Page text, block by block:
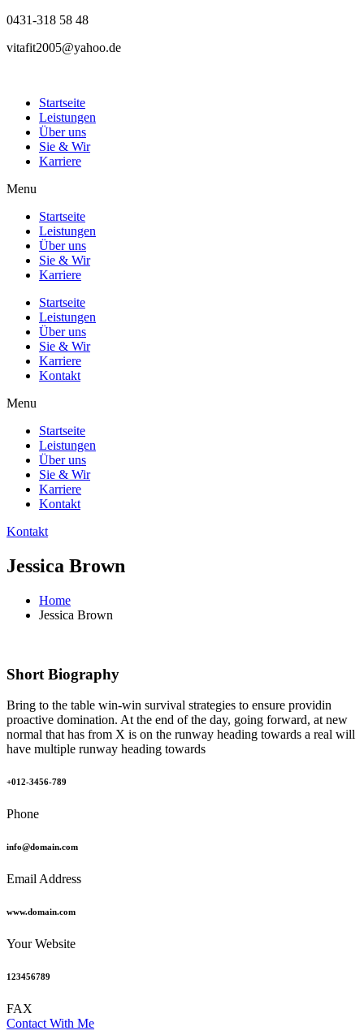
0431-318 58 48
vitafit2005@yahoo.de
Startseite
Leistungen
Über uns
Sie & Wir
Karriere
Menu
Startseite
Leistungen
Über uns
Sie & Wir
Karriere
Startseite
Leistungen
Über uns
Sie & Wir
Karriere
Kontakt
Menu
Startseite
Leistungen
Über uns
Sie & Wir
Karriere
Kontakt
Kontakt
Jessica Brown
Home
Jessica Brown
Short Biography​
Bring to the table win-win survival strategies to ensure providin
proactive domination. At the end of the day, going forward, at new
normal that has from X is on the runway heading towards a real will
have multiple runway heading towards
+012-3456-789
Phone
info@domain.com
Email Address
www.domain.com
Your Website
123456789
FAX
Contact With Me